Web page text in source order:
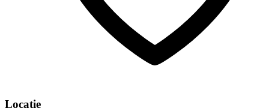
Locatie